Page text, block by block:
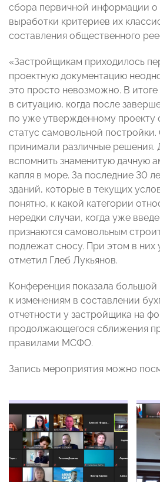
сбора первичной информации о
выработки критериев их
составления общественного
«Застройщикам приходилось
проектную документацию
это просто невозможно. В
в ситуацию, когда после
по уже утвержденному проекту
статус самовольной постройки.
принимали различные решения.
вспомнить знаменитую дачную
капля в море. За последние 30
зданий, которые в текущих
понятно, к какой категории
нередки случаи, когда уже
признаются самовольным
подлежат сносу. При этом в
отметил Глеб Лукьянов.
Конференция показала большой
к изменениям в составлении
отчетности у застройщика на
продолжающегося сближения
правилами МСФО.
Запись мероприятия можно